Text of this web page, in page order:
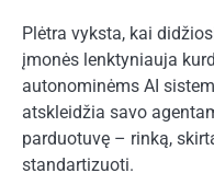
Plėtra vyksta, kai
įmonės lenktyniauja
autonominėms AI
atskleidžia savo
parduotuvę – rinką,
standartizuoti.